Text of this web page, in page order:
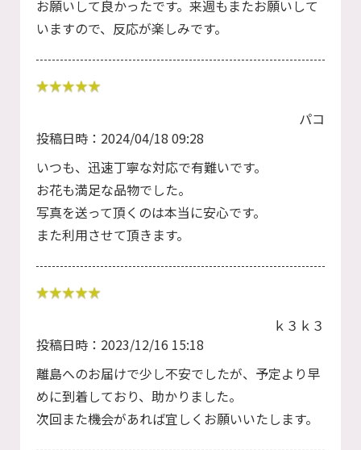
お願いして良かったです。来週もまたお願いして
いますので、反応が楽しみです。
パコ
投稿日時：2024/04/18 09:28
いつも、迅速丁寧な対応で有難いです。
お花も満足な品物でした。
写真を送って頂くのは本当に安心です。
また利用させて頂きます。
ｋ３ｋ３
投稿日時：2023/12/16 15:18
離島へのお届けで少し不安でしたが、予定より早
めに到着しており、助かりました。
次回また機会があれば宜しくお願いいたします。